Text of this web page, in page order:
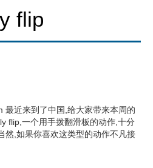
flip
最近来到了中国,给大家带来本周的
flip,一个用手拨翻滑板的动作,十分
然,如果你喜欢这类型的动作不凡接